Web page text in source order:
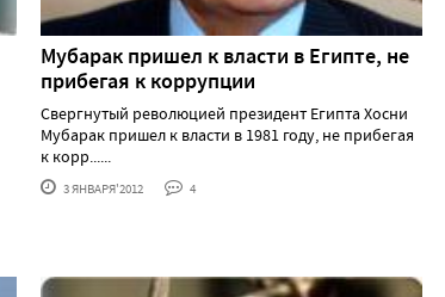
Мубарак пришел к власти в Египте, не
прибегая к коррупции
Свергнутый революцией президент Египта Хосни
Мубарак пришел к власти в 1981 году, не прибегая
к корр......
3 ЯНВАРЯ'2012 4